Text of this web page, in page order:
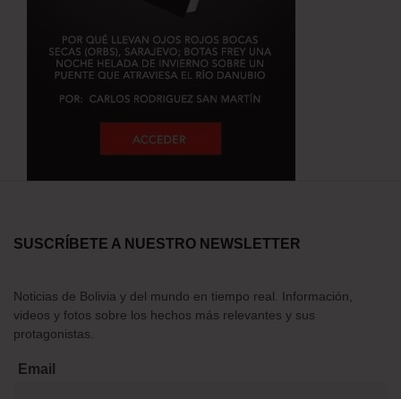
SUSCRÍBETE A NUESTRO NEWSLETTER
Noticias de Bolivia y del mundo en tiempo real. Información,
videos y fotos sobre los hechos más relevantes y sus
protagonistas.
Email